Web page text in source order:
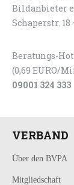
Bildanbieter
Schaperstr. 18
Beratungs-
(0,69 EURO/
09001 324 333
VERBAND
Über den BVPA
Mitgliedschaft